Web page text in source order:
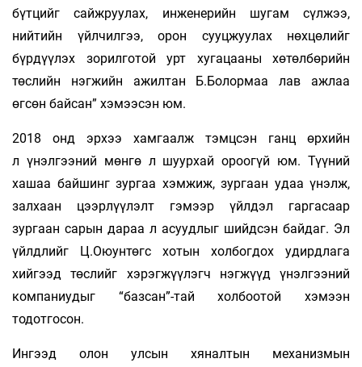
бүтцийг сайжруулах, инженерийн шугам сүлжээ,
нийтийн үйлчилгээ, орон сууцжуулах нөхцөлийг
бүрдүүлэх зорилготой урт хугацааны хөтөлбөрийн
төслийн нэгжийн ажилтан Б.Болормаа лав ажлаа
өгсөн байсан” хэмээсэн юм.
2018 онд эрхээ хамгаалж тэмцсэн ганц өрхийн
л үнэлгээний мөнгө л шуурхай ороогүй юм. Түүний
хашаа байшинг зургаа хэмжиж, зургаан удаа үнэлж,
залхаан цээрлүүлэлт гэмээр үйлдэл гаргасаар
зургаан сарын дараа л асуудлыг шийдсэн байдаг. Эл
үйлдлийг Ц.Оюунтөгс хотын холбогдох удирдлага
хийгээд төслийг хэрэгжүүлэгч нэгжүүд үнэлгээний
компаниудыг “базсан”-тай холбоотой хэмээн
тодотгосон.
Ингээд олон улсын хяналтын механизмын